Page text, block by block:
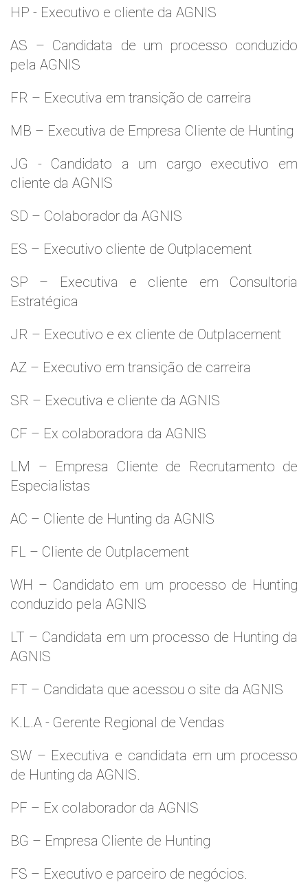
HP - Executivo e cliente da AGNIS
AS – Candidata de um processo conduzido
pela AGNIS
FR – Executiva em transição de carreira
MB – Executiva de Empresa Cliente de Hunting
JG - Candidato a um cargo executivo em
cliente da AGNIS
SD – Colaborador da AGNIS
ES – Executivo cliente de Outplacement
SP – Executiva e cliente em Consultoria
Estratégica
JR – Executivo e ex cliente de Outplacement
AZ – Executivo em transição de carreira
SR – Executiva e cliente da AGNIS
CF – Ex colaboradora da AGNIS
LM – Empresa Cliente de Recrutamento de
Especialistas
AC – Cliente de Hunting da AGNIS
FL – Cliente de Outplacement
WH – Candidato em um processo de Hunting
conduzido pela AGNIS
LT – Candidata em um processo de Hunting da
AGNIS
FT – Candidata que acessou o site da AGNIS
K.L.A - Gerente Regional de Vendas
SW – Executiva e candidata em um processo
de Hunting da AGNIS.
PF – Ex colaborador da AGNIS
BG – Empresa Cliente de Hunting
FS – Executivo e parceiro de negócios.